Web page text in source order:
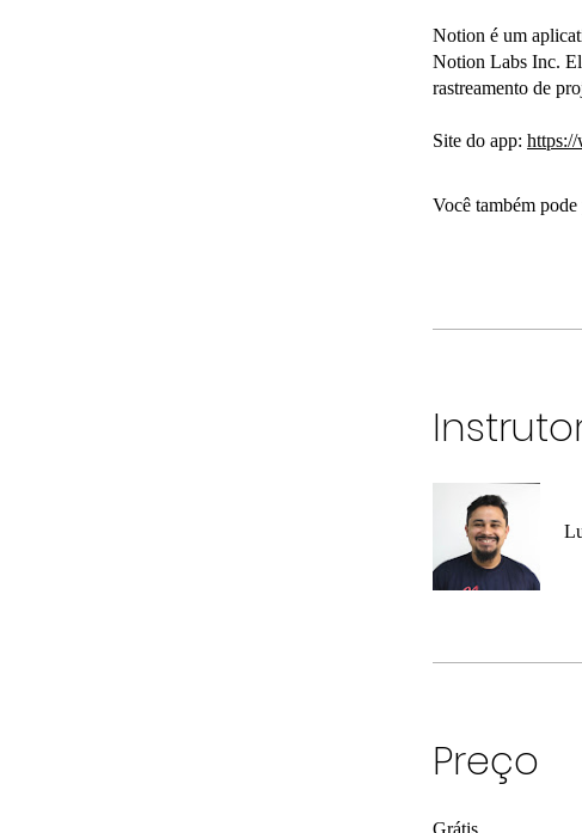
Notion é um
Notion Labs Inc.
rastreamento de
Site do app:
Você também
Preço
Grátis